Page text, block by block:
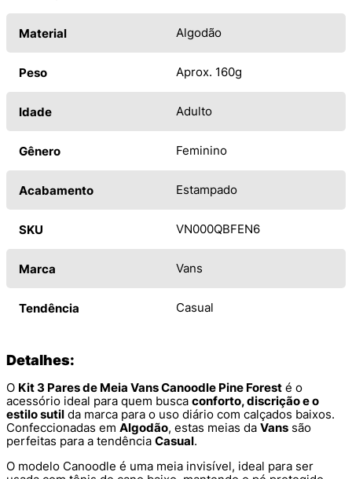
Material Algodão
Peso Aprox. 160g
Idade Adulto
Gênero Feminino
Acabamento Estampado
SKU VN000QBFEN6
Marca Vans
Tendência Casual
Detalhes:
O Kit 3 Pares de Meia Vans Canoodle Pine Forest é o
acessório ideal para quem busca conforto, discrição e o
estilo sutil da marca para o uso diário com calçados baixos.
Confeccionadas em Algodão, estas meias da Vans são
perfeitas para a tendência Casual.
O modelo Canoodle é uma meia invisível, ideal para ser